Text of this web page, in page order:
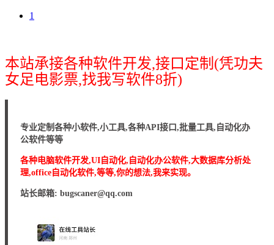
1
本站承接各种软件开发,接口定制(凭功夫
女足电影票,找我写软件8折)
专业定制各种小软件,小工具,各种API接口,批量工具,自动化办
公软件等等
各种电脑软件开发,UI自动化,自动化办公软件,大数据库分析处
理,office自动化软件,等等,你的想法,我来实现。
站长邮箱: bugscaner@qq.com